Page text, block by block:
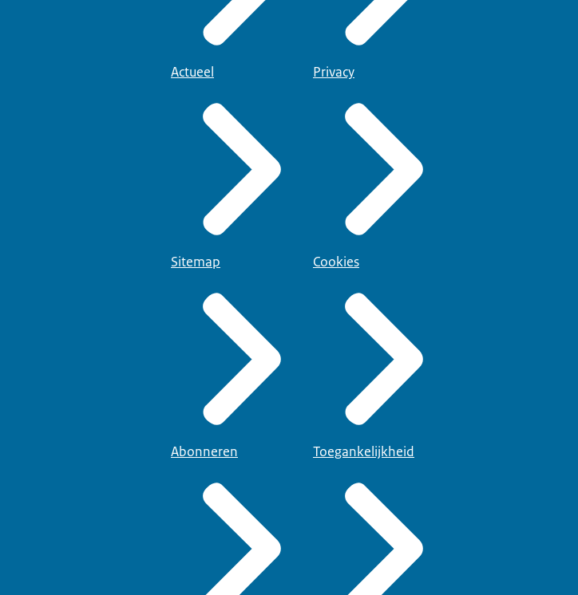
Actueel
Sitemap
Abonneren
Privacy
Cookies
Toegankelijkheid